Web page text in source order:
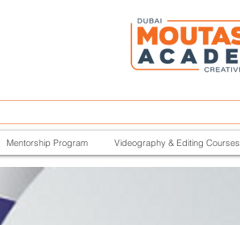
Mentorship Program Videography & Editing Courses